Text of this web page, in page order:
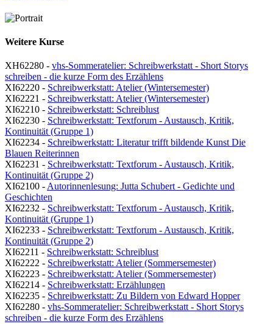
Weitere Kurse
XH62280 - vhs-Sommeratelier: Schreibwerkstatt - Short Storys
schreiben - die kurze Form des Erzählens
XI62220 - Schreibwerkstatt: Atelier (Wintersemester)
XI62221 - Schreibwerkstatt: Atelier (Wintersemester)
XI62210 - Schreibwerkstatt: Schreiblust
XI62230 - Schreibwerkstatt: Textforum - Austausch, Kritik,
Kontinuität (Gruppe 1)
XI62234 - Schreibwerkstatt: Literatur trifft bildende Kunst Die
Blauen Reiterinnen
XI62231 - Schreibwerkstatt: Textforum - Austausch, Kritik,
Kontinuität (Gruppe 2)
XI62100 - Autorinnenlesung: Jutta Schubert - Gedichte und
Geschichten
XI62232 - Schreibwerkstatt: Textforum - Austausch, Kritik,
Kontinuität (Gruppe 1)
XI62233 - Schreibwerkstatt: Textforum - Austausch, Kritik,
Kontinuität (Gruppe 2)
XI62211 - Schreibwerkstatt: Schreiblust
XI62222 - Schreibwerkstatt: Atelier (Sommersemester)
XI62223 - Schreibwerkstatt: Atelier (Sommersemester)
XI62214 - Schreibwerkstatt: Erzählungen
XI62235 - Schreibwerkstatt: Zu Bildern von Edward Hopper
XI62280 - vhs-Sommeratelier: Schreibwerkstatt - Short Storys
schreiben - die kurze Form des Erzählens